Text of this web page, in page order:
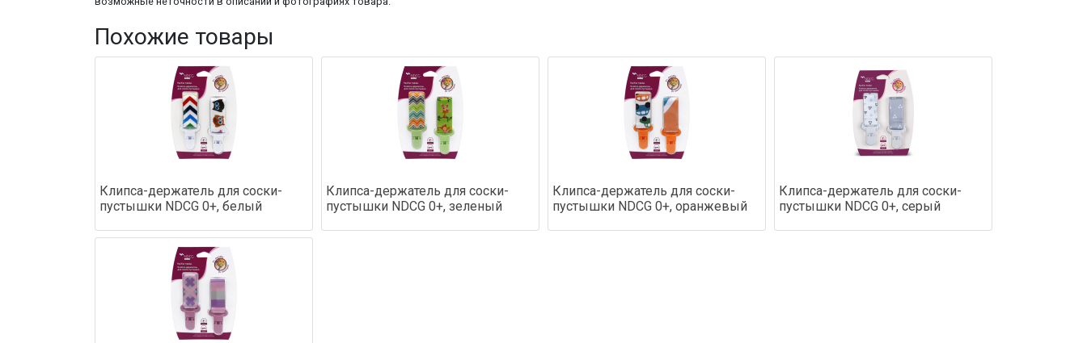
Похожие товары
Клипса-держатель для соски-
пустышки NDCG 0+, белый
Клипса-держатель для соски-
пустышки NDCG 0+, зеленый
Клипса-держатель для соски-
пустышки NDCG 0+, оранжевый
Клипса-держатель для соски-
пустышки NDCG 0+, серый